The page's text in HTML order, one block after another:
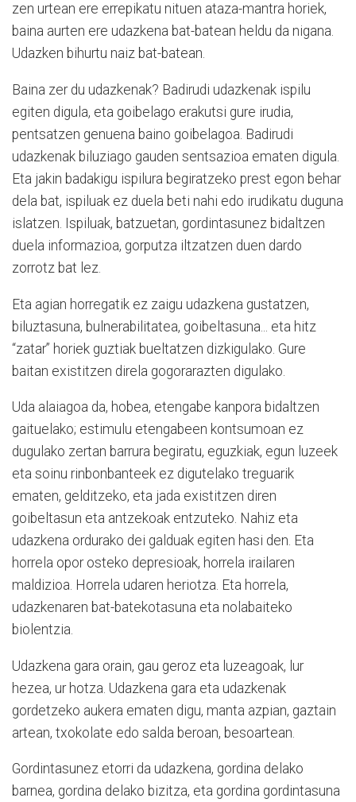
zen urtean ere errepikatu nituen ataza-mantra horiek,
baina aurten ere udazkena bat-batean heldu da nigana.
Udazken bihurtu naiz bat-batean.
Baina zer du udazkenak? Badirudi udazkenak ispilu
egiten digula, eta goibelago erakutsi gure irudia,
pentsatzen genuena baino goibelagoa. Badirudi
udazkenak biluziago gauden sentsazioa ematen digula.
Eta jakin badakigu ispilura begiratzeko prest egon behar
dela bat, ispiluak ez duela beti nahi edo irudikatu duguna
islatzen. Ispiluak, batzuetan, gordintasunez bidaltzen
duela informazioa, gorputza iltzatzen duen dardo
zorrotz bat lez.
Eta agian horregatik ez zaigu udazkena gustatzen,
biluztasuna, bulnerabilitatea, goibeltasuna... eta hitz
“zatar” horiek guztiak bueltatzen dizkigulako. Gure
baitan existitzen direla gogorarazten digulako.
Uda alaiagoa da, hobea, etengabe kanpora bidaltzen
gaituelako; estimulu etengabeen kontsumoan ez
dugulako zertan barrura begiratu, eguzkiak, egun luzeek
eta soinu rinbonbanteek ez digutelako treguarik
ematen, gelditzeko, eta jada existitzen diren
goibeltasun eta antzekoak entzuteko. Nahiz eta
udazkena ordurako dei galduak egiten hasi den. Eta
horrela opor osteko depresioak, horrela irailaren
maldizioa. Horrela udaren heriotza. Eta horrela,
udazkenaren bat-batekotasuna eta nolabaiteko
biolentzia.
Udazkena gara orain, gau geroz eta luzeagoak, lur
hezea, ur hotza. Udazkena gara eta udazkenak
gordetzeko aukera ematen digu, manta azpian, gaztain
artean, txokolate edo salda beroan, besoartean.
Gordintasunez etorri da udazkena, gordina delako
barnea, gordina delako bizitza, eta gordina gordintasuna